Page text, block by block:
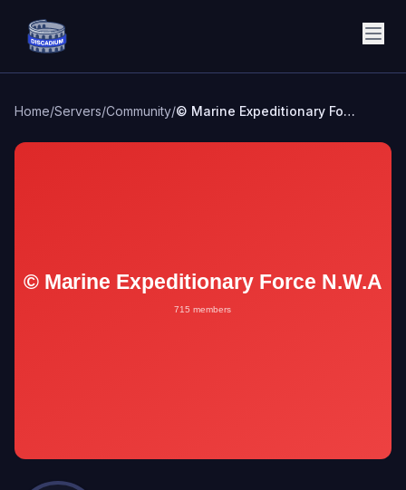
Discadium
Home/Servers/Community/ © Marine Expeditionary Force N.W.A